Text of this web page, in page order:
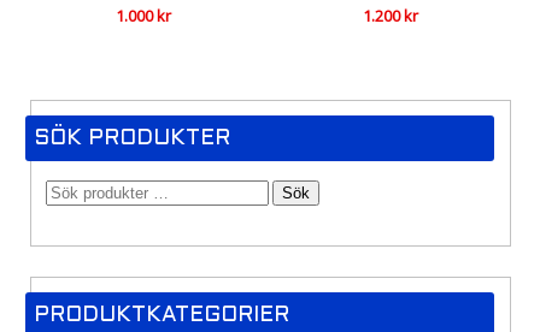
1.000kr 1.200kr
SÖK PRODUKTER
Sök
PRODUKTKATEGORIER